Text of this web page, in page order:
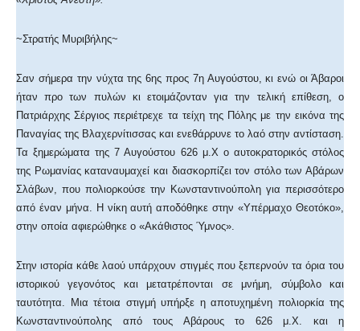
~Στρατής Μυριβήλης~
Σαν σήμερα την νύχτα της 6ης προς 7η Αυγούστου, κι ενώ οι Άβαροι
ήταν προ των πυλών κι ετοιμάζονταν για την τελική επίθεση, ο
Πατριάρχης Σέργιος περιέτρεχε τα τείχη της Πόλης με την εικόνα της
Παναγίας της Βλαχερνίτισσας και ενεθάρρυνε το λαό στην αντίσταση.
Τα ξημερώματα της 7 Αυγούστου 626 μ.Χ ο αυτοκρατορικός στόλος
της Ρωμανίας καταναυμαχεί και διασκορπίζει τον στόλο των Αβάρων
Σλάβων, που πολιορκούσε την Κωνσταντινούπολη για περισσότερο
από έναν μήνα. Η νίκη αυτή αποδόθηκε στην «Υπέρμαχο Θεοτόκο»,
στην οποία αφιερώθηκε ο «Ακάθιστος Ύμνος».
Στην ιστορία κάθε λαού υπάρχουν στιγμές που ξεπερνούν τα όρια του
ιστορικού γεγονότος και μετατρέπονται σε μνήμη, σύμβολο και
ταυτότητα. Μια τέτοια στιγμή υπήρξε η αποτυχημένη πολιορκία της
Κωνσταντινούπολης από τους Αβάρους το 626 μ.Χ. και η